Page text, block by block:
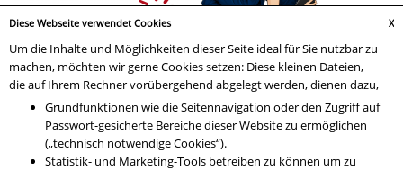
Diese Webseite verwendet Cookies X
Um die Inhalte und Möglichkeiten dieser Seite ideal für Sie nutzbar zu
machen, möchten wir gerne Cookies setzen: Diese kleinen Dateien,
die auf Ihrem Rechner vorübergehend abgelegt werden, dienen dazu,
Grundfunktionen wie die Seitennavigation oder den Zugriff auf
Passwort-gesicherte Bereiche dieser Website zu ermöglichen
(„technisch notwendige Cookies“).
Statistik- und Marketing-Tools betreiben zu können um zu
Bewirb Dich jetzt auf einen der Ausbildungsplätze bei Vosseler! Wir...